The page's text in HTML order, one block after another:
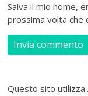
Salva il mio nome,
prossima volta che
Questo sito